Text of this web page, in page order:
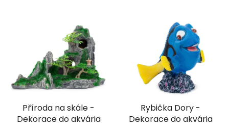
Příroda na skále -
Dekorace do akvária
Rybička Dory -
Dekorace do akvária